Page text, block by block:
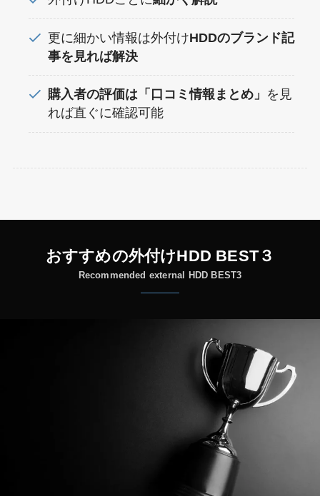
更に細かい情報は外付けHDDのブランド記
事を見れば解決
購入者の評価は「口コミ情報まとめ」 を見
れば直ぐに確認可能
おすすめの外付けHDD BEST３
Recommended external HDD BEST3